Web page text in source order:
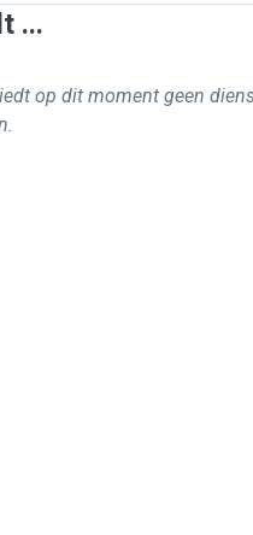
...
op dit moment geen